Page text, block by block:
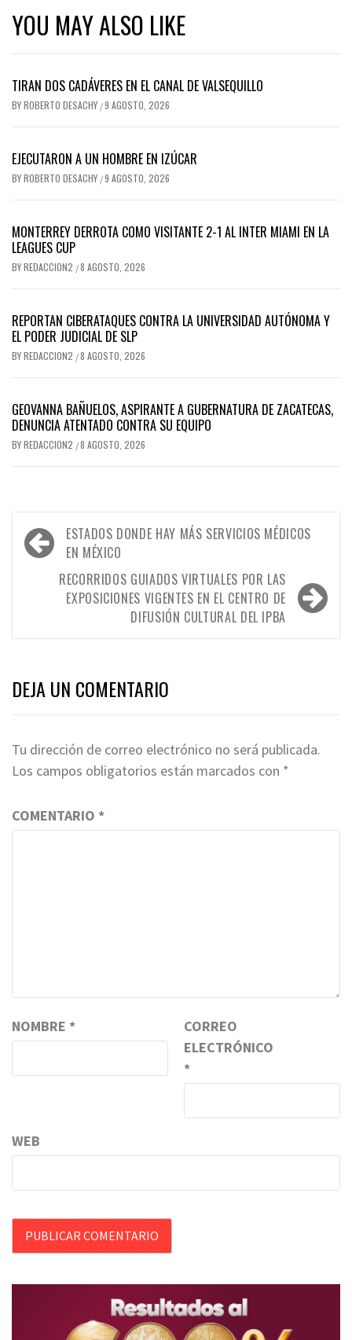
YOU MAY ALSO LIKE
TIRAN DOS CADÁVERES EN EL CANAL DE VALSEQUILLO
BYROBERTO DESACHY /9 AGOSTO, 2026
EJECUTARON A UN HOMBRE EN IZÚCAR
BYROBERTO DESACHY /9 AGOSTO, 2026
MONTERREY DERROTA COMO VISITANTE 2-1 AL INTER MIAMI EN LA
LEAGUES CUP
BYREDACCION2 /8 AGOSTO, 2026
REPORTAN CIBERATAQUES CONTRA LA UNIVERSIDAD AUTÓNOMA Y
EL PODER JUDICIAL DE SLP
BYREDACCION2 /8 AGOSTO, 2026
GEOVANNA BAÑUELOS, ASPIRANTE A GUBERNATURA DE ZACATECAS,
DENUNCIA ATENTADO CONTRA SU EQUIPO
BYREDACCION2 /8 AGOSTO, 2026
Navegación
de
entradas
ESTADOS DONDE HAY MÁS SERVICIOS MÉDICOS
EN MÉXICO
RECORRIDOS GUIADOS VIRTUALES POR LAS
EXPOSICIONES VIGENTES EN EL CENTRO DE
DIFUSIÓN CULTURAL DEL IPBA
DEJA UN COMENTARIO
Tu dirección de correo electrónico no será publicada.
Los campos obligatorios están marcados con *
COMENTARIO *
NOMBRE *
CORREO
ELECTRÓNICO
*
WEB